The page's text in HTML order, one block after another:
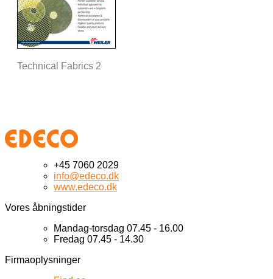
Technical Fabrics 2
+45 7060 2029
info@edeco.dk
www.edeco.dk
Vores åbningstider
Mandag-torsdag 07.45 - 16.00
Fredag 07.45 - 14.30
Firmaoplysninger